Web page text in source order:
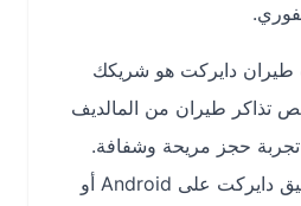
دايركت هو شريكك
طيران من المالديف
حجز مريحة وشفافة.
سواء كنت تستخدم تطبيق دايركت على Android أو